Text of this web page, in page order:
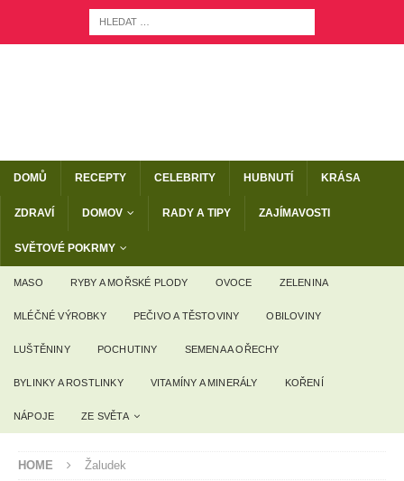
DOMŮ RECEPTY CELEBRITY HUBNUTÍ KRÁSA
ZDRAVÍ DOMOV RADY A TIPY ZAJÍMAVOSTI
SVĚTOVÉ POKRMY
MASO RYBY A MOŘSKÉ PLODY OVOCE ZELENINA
MLÉČNÉ VÝROBKY PEČIVO A TĚSTOVINY OBILOVINY
LUŠTĚNINY POCHUTINY SEMENA A OŘECHY
BYLINKY A ROSTLINKY VITAMÍNY A MINERÁLY KOŘENÍ
NÁPOJE ZE SVĚTA
HOME Žaludek